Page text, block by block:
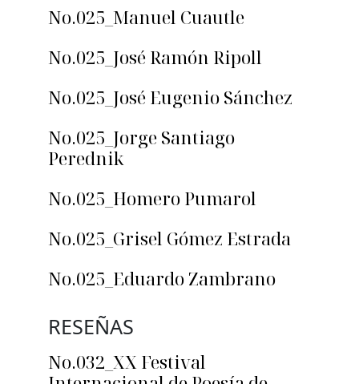
No.025_Manuel Cuautle
No.025_José Ramón Ripoll
No.025_José Eugenio Sánchez
No.025_Jorge Santiago
Perednik
No.025_Homero Pumarol
No.025_Grisel Gómez Estrada
No.025_Eduardo Zambrano
RESEÑAS
No.032_XX Festival